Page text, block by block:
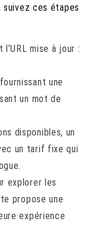
ces étapes
l’URL mise à jour :
une
un mot de
disponibles, un
un tarif fixe qui
explorer les
propose une
expérience